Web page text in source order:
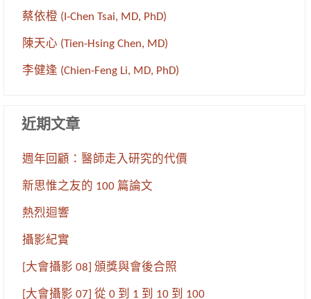
蔡依橙 (I-Chen Tsai, MD, PhD)
陳天心 (Tien-Hsing Chen, MD)
李健逢 (Chien-Feng Li, MD, PhD)
近期文章
週年回顧：醫師走入研究的代價
新思惟之友的 100 篇論文
熱烈迴響
攝影紀實
[大會攝影 08] 頒獎與會後合照
[大會攝影 07] 從 0 到 1 到 10 到 100